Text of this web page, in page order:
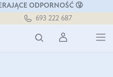
ODPORNOŚĆ 🤧
693 222 687